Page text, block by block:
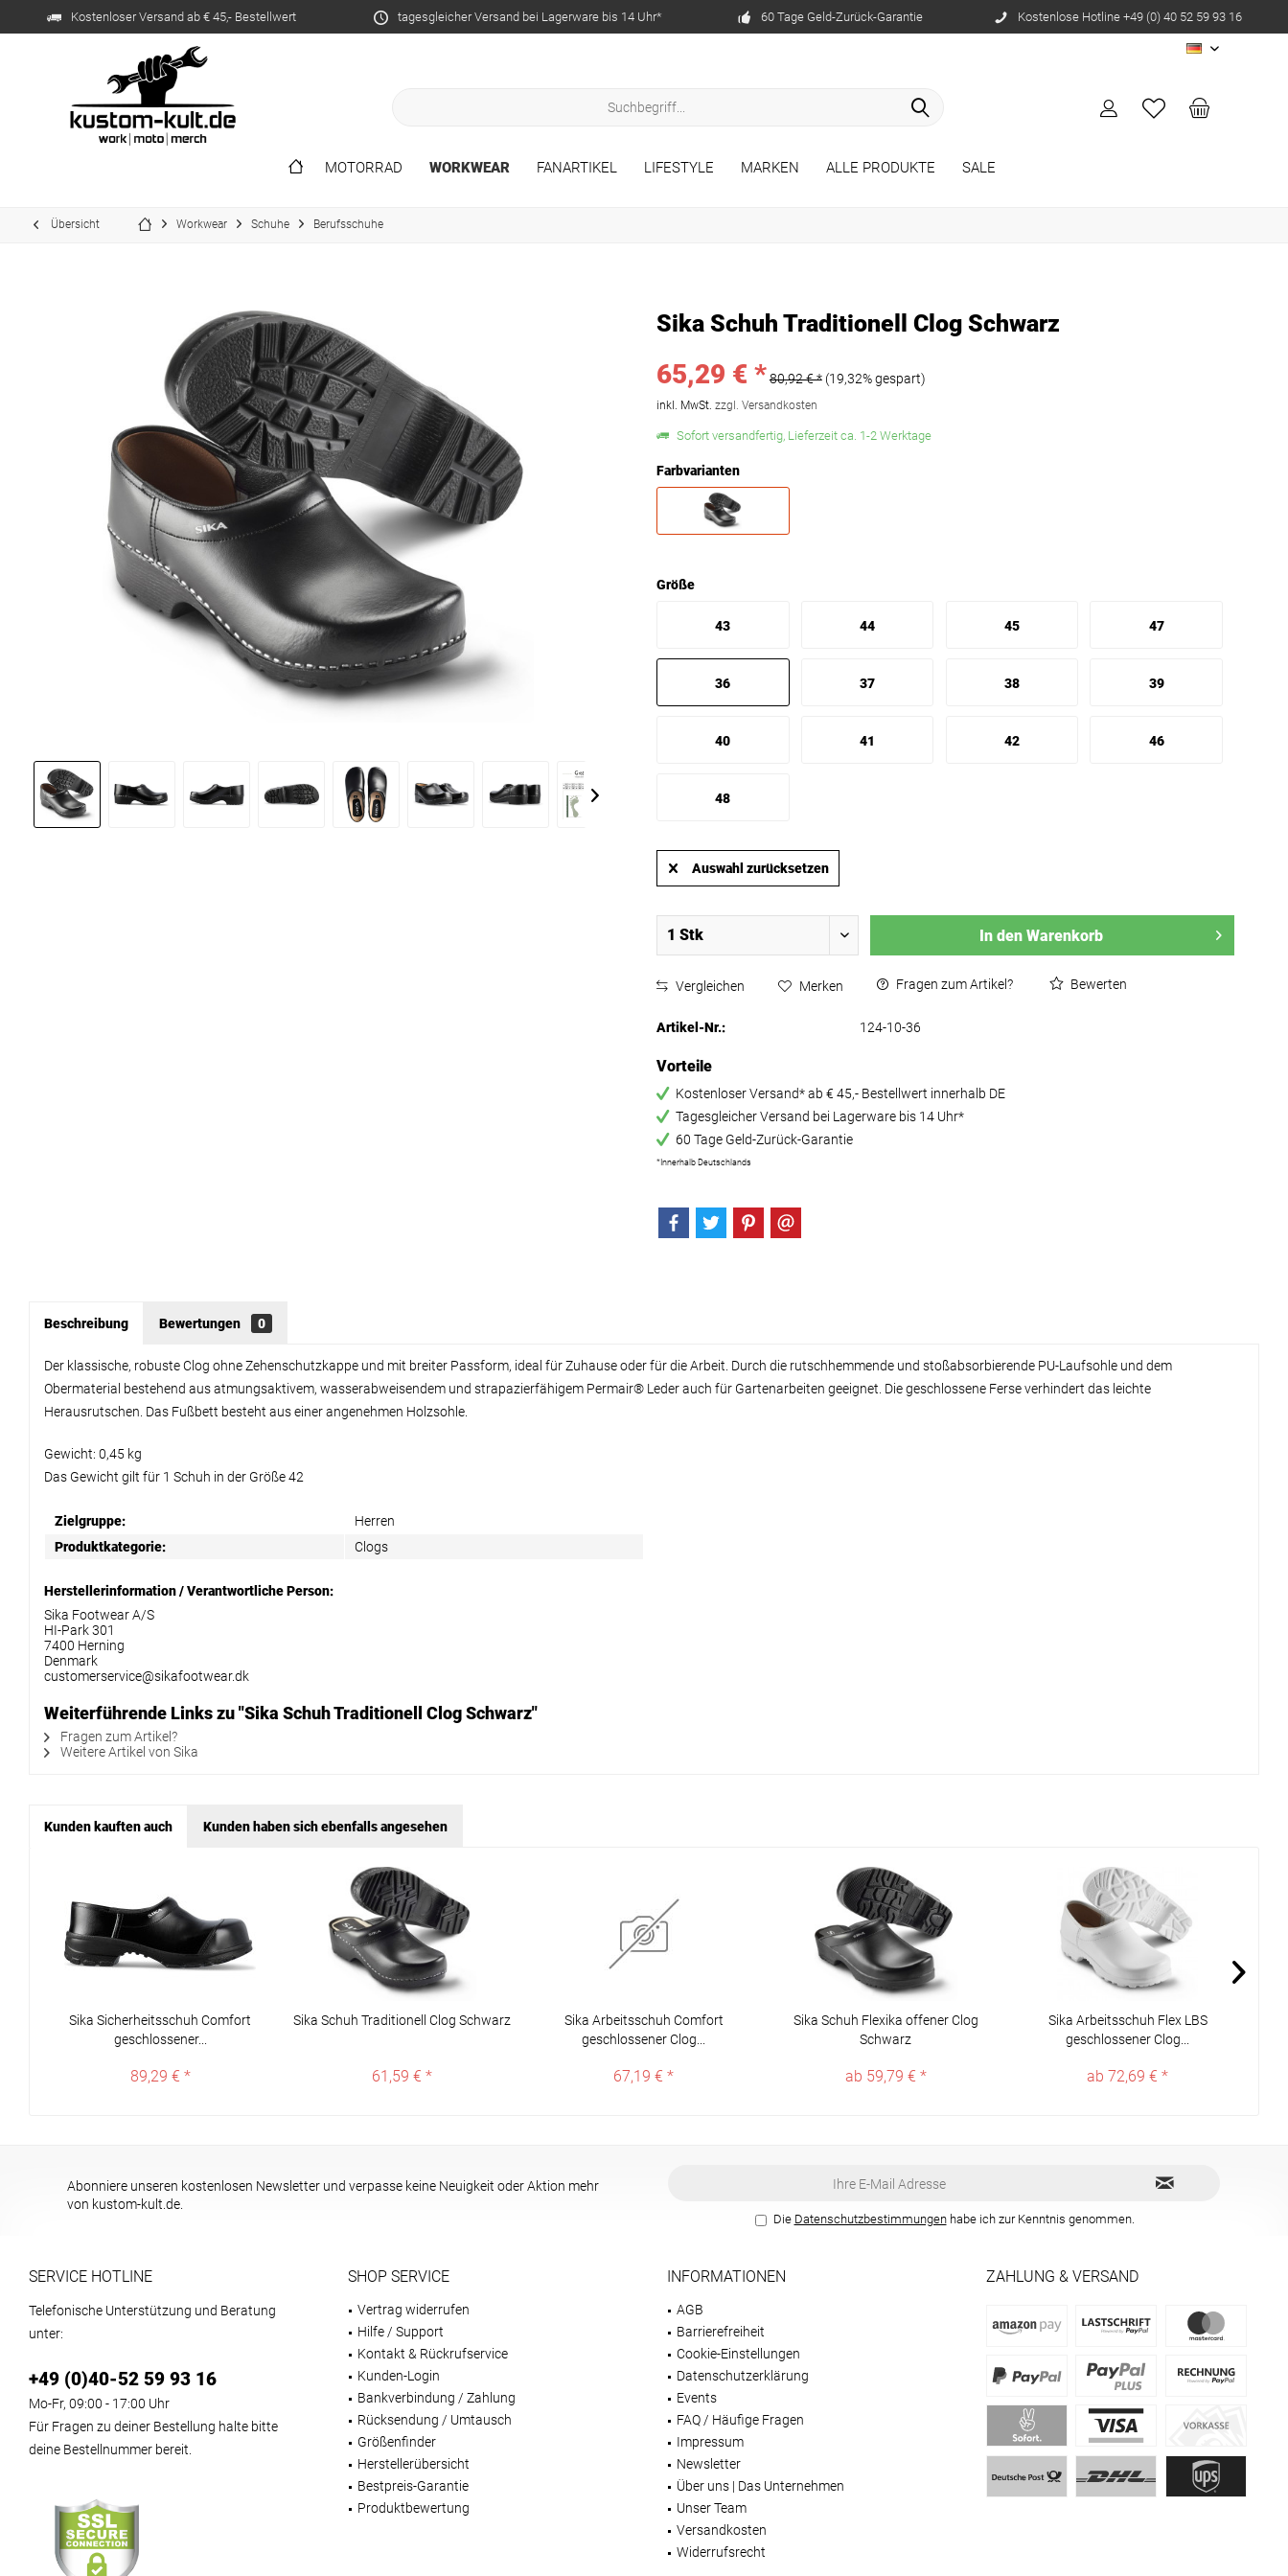
Kostenloser Versand ab € 45,- Bestellwert tagesgleicher Versand bei Lagerware bis 14 Uhr* 60 Tage Geld-Zurück-Garantie Kostenlose Hotline +49 (0) 40 52 59 93 16
DE
MOTORRAD WORKWEAR FANARTIKEL LIFESTYLE MARKEN ALLE PRODUKTE SALE
Übersicht Workwear Schuhe Berufsschuhe
Sika Schuh Traditionell Clog Schwarz
65,29 € *80,92 € * (19,32% gespart)
inkl. MwSt. zzgl. Versandkosten
Sofort versandfertig, Lieferzeit ca. 1-2 Werktage
Farbvarianten
Größe
43 44 45 47
36 37 38 39
40 41 42 46
48
Auswahl zurücksetzen
In den Warenkorb
Vergleichen Merken Fragen zum Artikel? Bewerten
Artikel-Nr.: 124-10-36
Vorteile
Kostenloser Versand* ab € 45,- Bestellwert innerhalb DE
Tagesgleicher Versand bei Lagerware bis 14 Uhr*
60 Tage Geld-Zurück-Garantie
*Innerhalb Deutschlands
Beschreibung Bewertungen 0
Der klassische, robuste Clog ohne Zehenschutzkappe und mit breiter Passform, ideal für Zuhause oder für die Arbeit. Durch die rutschhemmende und stoßabsorbierende PU-Laufsohle und dem
Obermaterial bestehend aus atmungsaktivem, wasserabweisendem und strapazierfähigem Permair® Leder auch für Gartenarbeiten geeignet. Die geschlossene Ferse verhindert das leichte
Herausrutschen. Das Fußbett besteht aus einer angenehmen Holzsohle.
Gewicht: 0,45 kg
Das Gewicht gilt für 1 Schuh in der Größe 42
Zielgruppe:
Herren
Produktkategorie:
Clogs
Herstellerinformation / Verantwortliche Person:
Sika Footwear A/S
HI-Park 301
7400 Herning
Denmark
customerservice@sikafootwear.dk
Weiterführende Links zu "Sika Schuh Traditionell Clog Schwarz"
Fragen zum Artikel?
Weitere Artikel von Sika
Kunden kauften auch Kunden haben sich ebenfalls angesehen
Sika Sicherheitsschuh Comfort
geschlossener...
89,29 € *
Sika Schuh Traditionell Clog Schwarz
61,59 € *
Sika Arbeitsschuh Comfort
geschlossener Clog...
67,19 € *
Sika Schuh Flexika offener Clog
Schwarz
ab 59,79 € *
Sika Arbeitsschuh Flex LBS
geschlossener Clog...
ab 72,69 € *
Abonniere unseren kostenlosen Newsletter und verpasse keine Neuigkeit oder Aktion mehr
von kustom-kult.de.
Die Datenschutzbestimmungenhabe ich zur Kenntnis genommen.
SERVICE HOTLINE
Telefonische Unterstützung und Beratung
unter:
+49 (0)40-52 59 93 16
Mo-Fr, 09:00 - 17:00 Uhr
Für Fragen zu deiner Bestellung halte bitte
deine Bestellnummer bereit.
SHOP SERVICE
Vertrag widerrufen
Hilfe / Support
Kontakt & Rückrufservice
Kunden-Login
Bankverbindung / Zahlung
Rücksendung / Umtausch
Größenfinder
Herstellerübersicht
Bestpreis-Garantie
Produktbewertung
INFORMATIONEN
AGB
Barrierefreiheit
Cookie-Einstellungen
Datenschutzerklärung
Events
FAQ / Häufige Fragen
Impressum
Newsletter
Über uns | Das Unternehmen
Unser Team
Versandkosten
Widerrufsrecht
ZAHLUNG & VERSAND